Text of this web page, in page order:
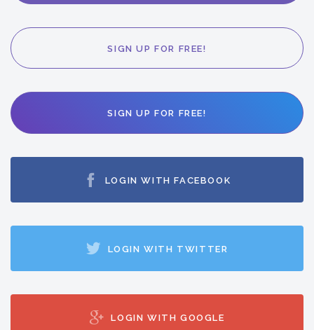
SIGN UP FOR FREE!
SIGN UP FOR FREE!
LOGIN WITH FACEBOOK
LOGIN WITH TWITTER
LOGIN WITH GOOGLE